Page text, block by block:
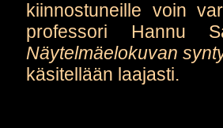
kiinnostuneille voin
professori Hannu
Näytelmäelokuvan
käsitellään laajasti.